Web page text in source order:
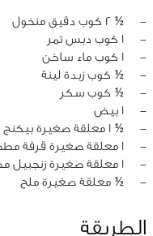
‏-
½ 2 كوب دقيق منخول
‏-
1 كوب دبس تمر
‏-
1 كوب ماء ساخن
‏-
½ كوب زبدة لينة
‏-
½ كوب سكر
‏-
1 بيض
‏-
½ 1 معلقة صغيرة بيكنج صودا
‏-
1 معلقة صغيرة قرفة مطحونة
‏-
1 معلقة صغيرة زنجبيل مطحون
‏-
½ معلقة صغيرة ملح
الطريقة